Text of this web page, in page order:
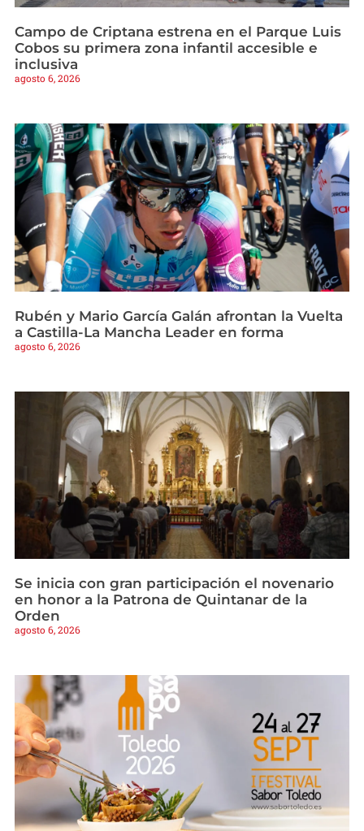
Campo de Criptana estrena en el Parque Luis
Cobos su primera zona infantil accesible e
inclusiva
agosto 6, 2026
Rubén y Mario García Galán afrontan la Vuelta
a Castilla-La Mancha Leader en forma
agosto 6, 2026
Se inicia con gran participación el novenario
en honor a la Patrona de Quintanar de la
Orden
agosto 6, 2026